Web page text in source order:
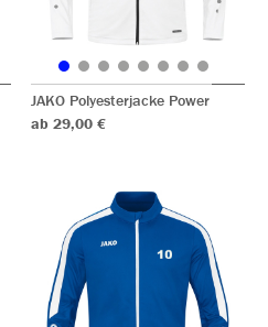
JAKO Polyesterjacke Power
ab 29,00 €